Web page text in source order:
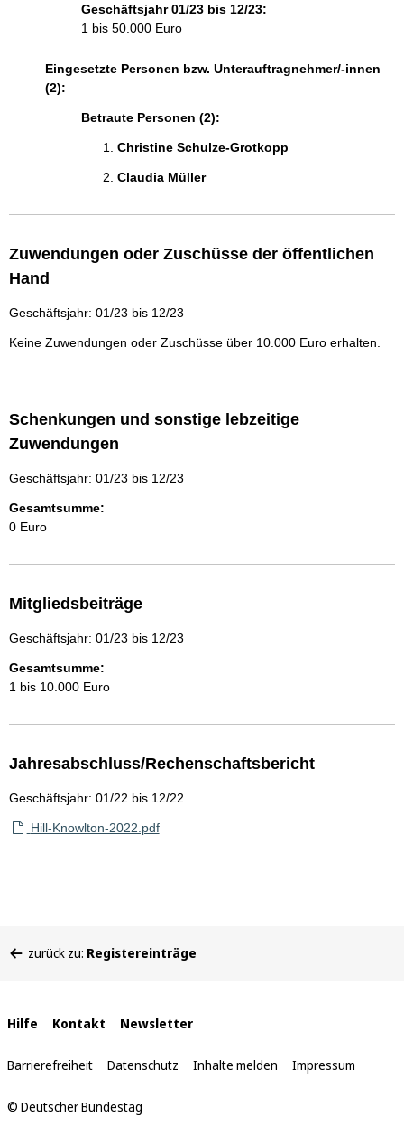
Geschäftsjahr 01/23 bis 12/23:
1 bis 50.000 Euro
Eingesetzte Personen bzw. Unterauftragnehmer/-innen
(2):
Betraute Personen (2):
Christine Schulze-Grotkopp
Claudia Müller
Zuwendungen oder Zuschüsse der öffentlichen
Hand
Geschäftsjahr: 01/23 bis 12/23
Keine Zuwendungen oder Zuschüsse über 10.000 Euro erhalten.
Schenkungen und sonstige lebzeitige
Zuwendungen
Geschäftsjahr: 01/23 bis 12/23
Gesamtsumme:
0 Euro
Mitgliedsbeiträge
Geschäftsjahr: 01/23 bis 12/23
Gesamtsumme:
1 bis 10.000 Euro
Jahresabschluss/Rechenschaftsbericht
Geschäftsjahr: 01/22 bis 12/22
Hill-Knowlton-2022.pdf
befinden
zurück zu: Registereinträge
Interne
Links
Hilfe Kontakt Newsletter
Barrierefreiheit Datenschutz Inhalte melden Impressum
© Deutscher Bundestag